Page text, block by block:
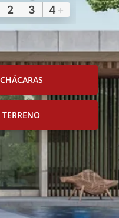
2 3 4 +
CHÁCARAS
TERRENO